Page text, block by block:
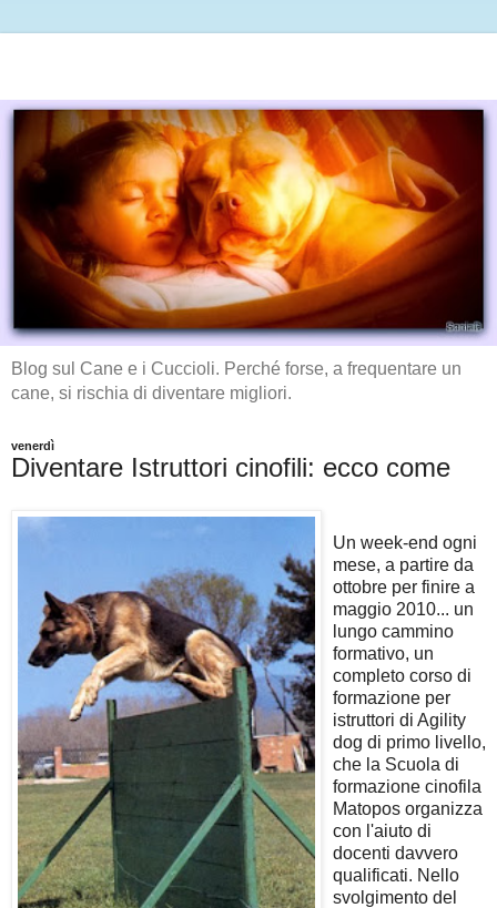
Blog sul Cane e i Cuccioli. Perché forse, a frequentare un
cane, si rischia di diventare migliori.
venerdì
Diventare Istruttori cinofili: ecco come
Un week-end ogni
mese, a partire da
ottobre per finire a
maggio 2010... un
lungo cammino
formativo, un
completo corso di
formazione per
istruttori di Agility
dog di primo livello,
che la Scuola di
formazione cinofila
Matopos organizza
con l'aiuto di
docenti davvero
qualificati. Nello
svolgimento del